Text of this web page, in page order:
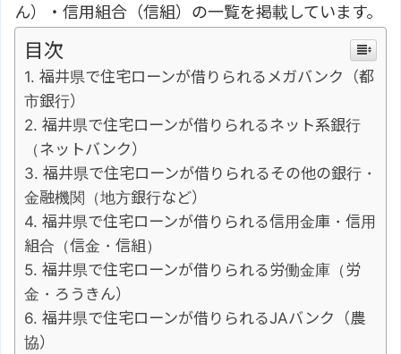
ん）・信用組合（信組）の一覧を掲載しています。
目次
福井県で住宅ローンが借りられるメガバンク（都
市銀行）
福井県で住宅ローンが借りられるネット系銀行
（ネットバンク）
福井県で住宅ローンが借りられるその他の銀行・
金融機関（地方銀行など）
福井県で住宅ローンが借りられる信用金庫・信用
組合（信金・信組）
福井県で住宅ローンが借りられる労働金庫（労
金・ろうきん）
福井県で住宅ローンが借りられるJAバンク（農
協）